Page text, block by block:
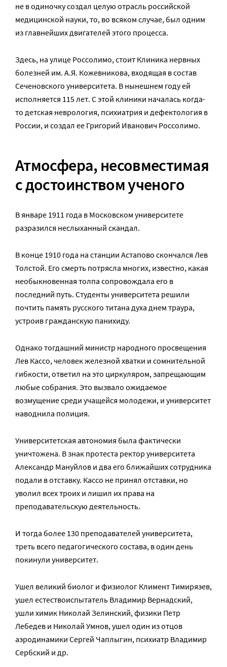
не в одиночку создал целую отрасль российской
медицинской науки, то, во всяком случае, был одним
из главнейших двигателей этого процесса.
Здесь, на улице Россолимо, стоит Клиника нервных
болезней им. А.Я. Кожевникова, входящая в состав
Сеченовского университета. В нынешнем году ей
исполняется 115 лет. С этой клиники началась когда-
то детская неврология, психиатрия и дефектология в
России, и создал ее Григорий Иванович Россолимо.
Атмосфера, несовместимая
с достоинством ученого
В январе 1911 года в Московском университете
разразился неслыханный скандал.
В конце 1910 года на станции Астапово скончался Лев
Толстой. Его смерть потрясла многих, известно, какая
необыкновенная толпа сопровождала его в
последний путь. Студенты университета решили
почтить память русского титана духа днем траура,
устроив гражданскую панихиду.
Однако тогдашний министр народного просвещения
Лев Кассо, человек железной хватки и сомнительной
гибкости, ответил на это циркуляром, запрещающим
любые собрания. Это вызвало ожидаемое
возмущение среди учащейся молодежи, и университет
наводнила полиция.
Университетская автономия была фактически
уничтожена. В знак протеста ректор университета
Александр Мануйлов и два его ближайших сотрудника
подали в отставку. Кассо не принял отставки, но
уволил всех троих и лишил их права на
преподавательскую деятельность.
И тогда более 130 преподавателей университета,
треть всего педагогического состава, в один день
покинули университет.
Ушел великий биолог и физиолог Климент Тимирязев,
ушел естествоиспытатель Владимир Вернадский,
ушли химик Николай Зелинский, физики Петр
Лебедев и Николай Умнов, ушел один из отцов
аэродинамики Сергей Чаплыгин, психиатр Владимир
Сербский и др.